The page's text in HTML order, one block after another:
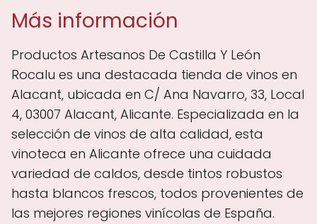
Más información
Productos Artesanos De Castilla Y León
Rocalu es una destacada tienda de vinos en
Alacant, ubicada en C/ Ana Navarro, 33, Local
4, 03007 Alacant, Alicante. Especializada en la
selección de vinos de alta calidad, esta
vinoteca en Alicante ofrece una cuidada
variedad de caldos, desde tintos robustos
hasta blancos frescos, todos provenientes de
las mejores regiones vinícolas de España.